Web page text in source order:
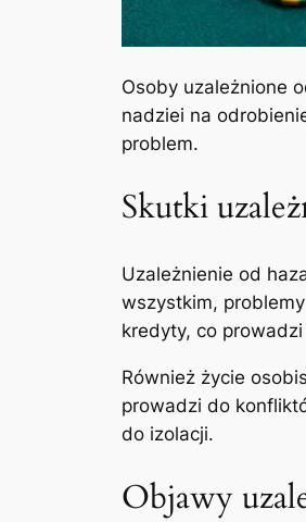
Osoby uzależnione
nadziei na
problem.
Skutki
Uzależnienie od
wszystkim,
kredyty, co
Również życie
prowadzi do
do izolacji.
Objawy